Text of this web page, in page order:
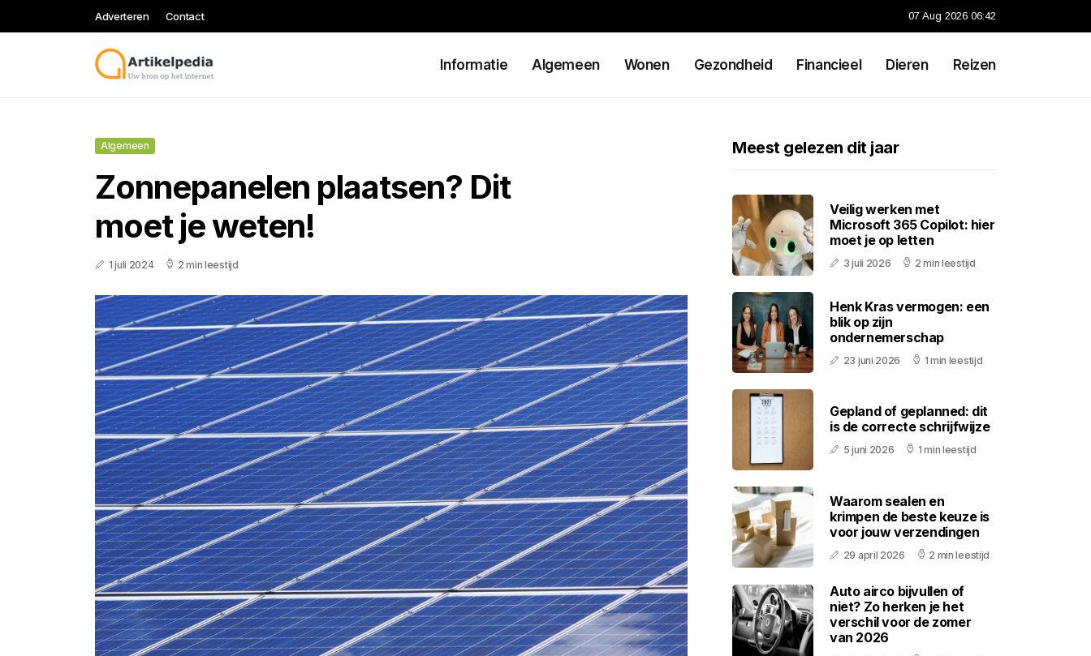
Adverteren Contact 07 Aug 2026 06:42
Informatie Algemeen Wonen Gezondheid Financieel Dieren Reizen
Algemeen
Zonnepanelen plaatsen? Dit
moet je weten!
1 juli 2024 2 min leestijd
Meest gelezen dit jaar
Veilig werken met
Microsoft 365 Copilot: hier
moet je op letten
3 juli 2026 2 min leestijd
Henk Kras vermogen: een
blik op zijn
ondernemerschap
23 juni 2026 1 min leestijd
Gepland of geplanned: dit
is de correcte schrijfwijze
5 juni 2026 1 min leestijd
Waarom sealen en
krimpen de beste keuze is
voor jouw verzendingen
29 april 2026 2 min leestijd
Auto airco bijvullen of
niet? Zo herken je het
verschil voor de zomer
van 2026